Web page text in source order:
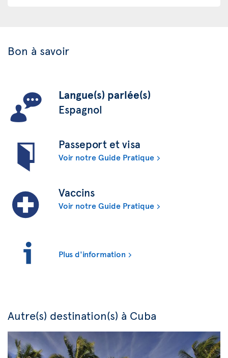
Bon à savoir
Langue(s) parlée(s)
Espagnol
Passeport et visa
Voir notre Guide Pratique
Vaccins
Voir notre Guide Pratique
Plus d'information
Autre(s) destination(s) à Cuba